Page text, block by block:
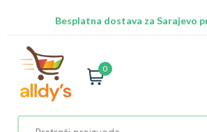
Besplatna dostava za Sarajevo
0